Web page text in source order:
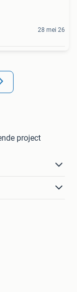
28 mei 26
project